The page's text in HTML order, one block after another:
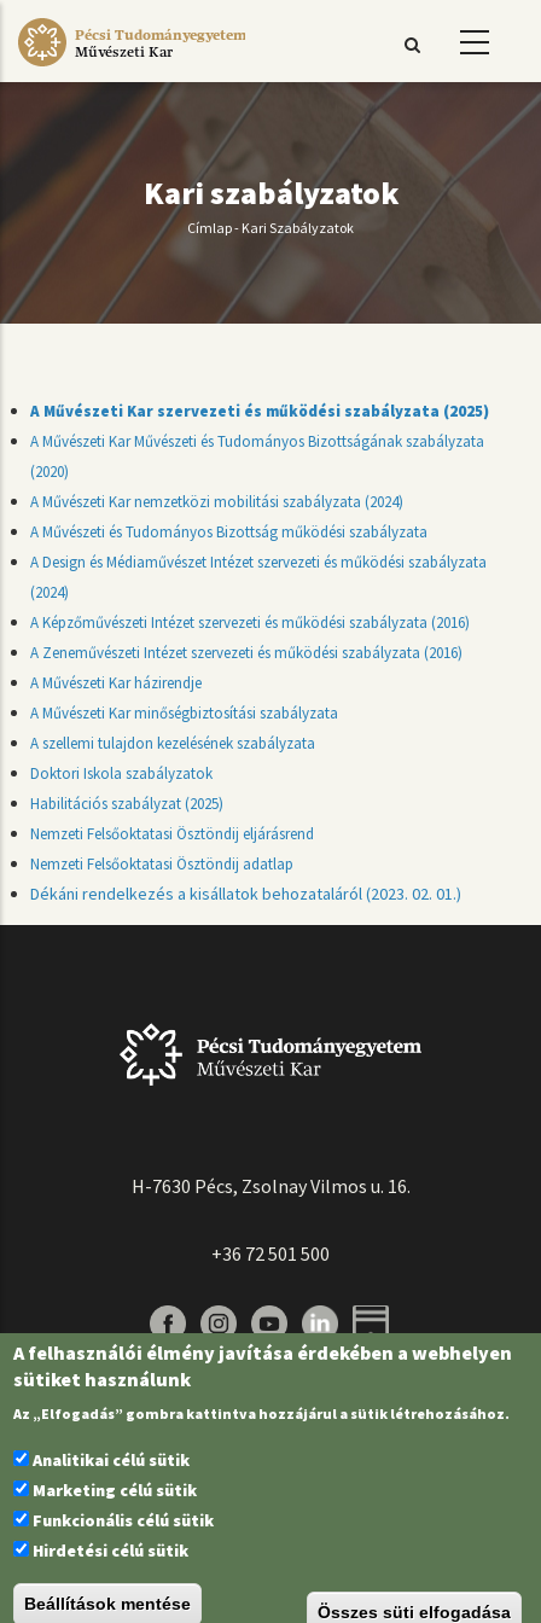
Ugrás
Pécsi Tudományegyetem
Művészeti Kar
Kari szabályzatok
Morzsa
Címlap- Kari Szabályzatok
A Művészeti Kar szervezeti és működési szabályzata (2025)
A Művészeti Kar Művészeti és Tudományos Bizottságának szabályzata
(2020)
A Művészeti Kar nemzetközi mobilitási szabályzata (2024)
A Művészeti és Tudományos Bizottság működési szabályzata
A Design és Médiaművészet Intézet szervezeti és működési szabályzata
(2024)
A Képzőművészeti Intézet szervezeti és működési szabályzata (2016)
A Zeneművészeti Intézet szervezeti és működési szabályzata (2016)
A Művészeti Kar házirendje
A Művészeti Kar minőségbiztosítási szabályzata
A szellemi tulajdon kezelésének szabályzata
Doktori Iskola szabályzatok
Habilitációsszabályzat (2025)
Nemzeti Felsőoktatasi Ösztöndij eljárásrend
Nemzeti Felsőoktatasi Ösztöndij adatlap
Dékáni rendelkezés a kisállatok behozataláról(2023. 02. 01.)
H-7630 Pécs, Zsolnay Vilmos u. 16.
+36 72 501 500
Pécsi Tudományegyetem | Kancellária |
PTE Login
A felhasználói élmény javítása érdekében a webhelyen
sütiket használunk
Az „Elfogadás” gombra kattintva hozzájárul a sütik létrehozásához.
Analitikai célú sütik
Marketing célú sütik
Funkcionális célú sütik
Hirdetési célú sütik
Beállítások mentése Összes süti elfogadása